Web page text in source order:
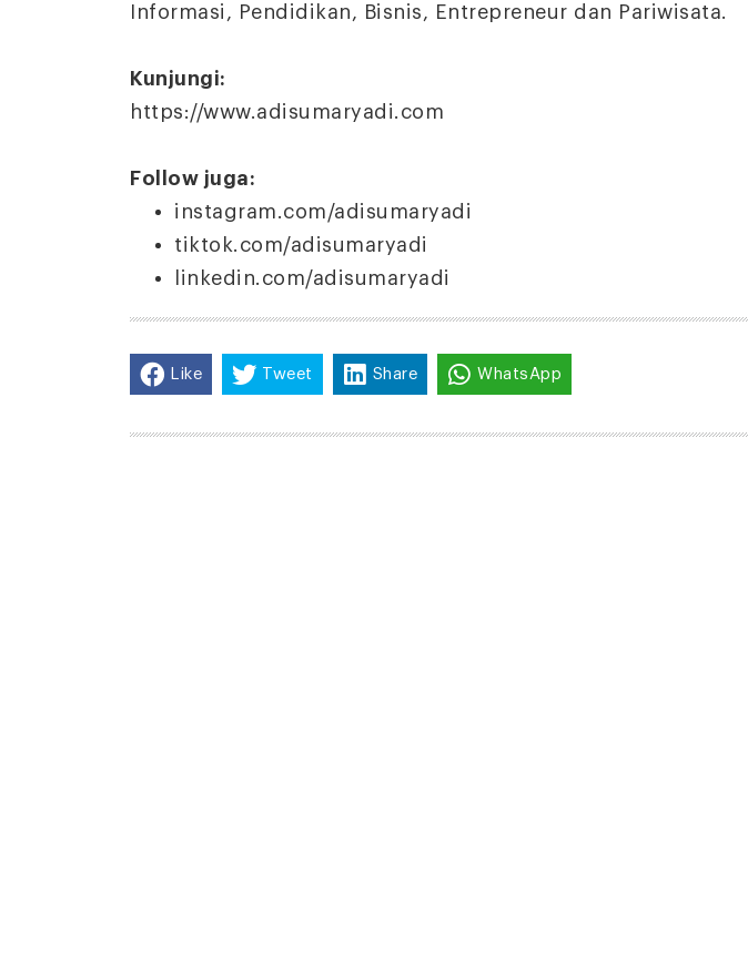
Informasi, Pendidikan, Bisnis, Entrepreneur dan Pariwisata.
Kunjungi:
https://www.adisumaryadi.com
Follow juga:
instagram.com/adisumaryadi
tiktok.com/adisumaryadi
linkedin.com/adisumaryadi
Like Tweet Share WhatsApp